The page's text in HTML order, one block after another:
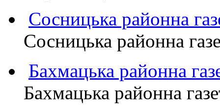
Сосницька районна
Сосницька районна
Бахмацька районна
Бахмацька районна